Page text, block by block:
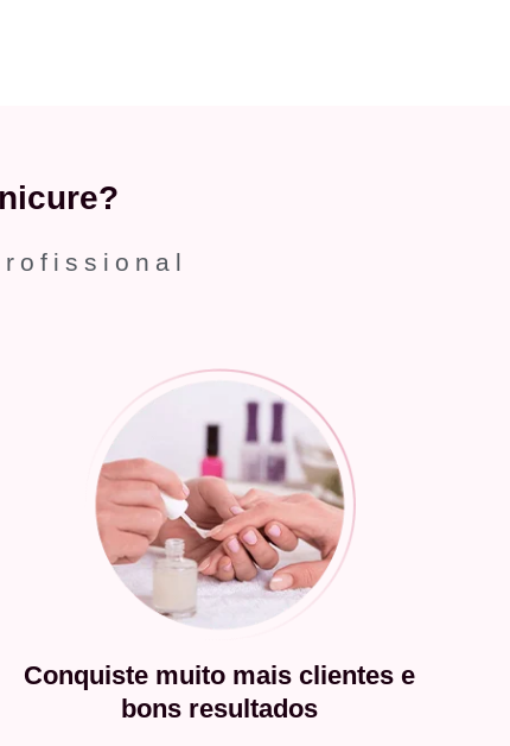
Conquiste muito mais clientes e
bons resultados